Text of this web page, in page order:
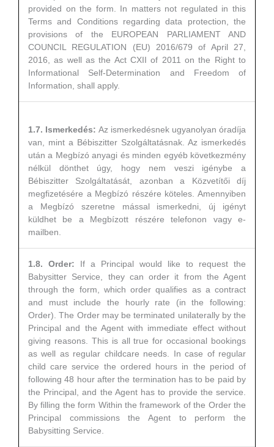
provided on the form. In matters not regulated in this
Terms and Conditions regarding data protection, the
provisions of the EUROPEAN PARLIAMENT AND
COUNCIL REGULATION (EU) 2016/679 of April 27,
2016, as well as the Act CXII of 2011 on the Right to
Informational Self-Determination and Freedom of
Information, shall apply.
1.7. Ismerkedés: Az ismerkedésnek ugyanolyan óradíja
van, mint a Bébiszitter Szolgáltatásnak. Az ismerkedés
után a Megbízó anyagi és minden egyéb következmény
nélkül dönthet úgy, hogy nem veszi igénybe a
Bébiszitter Szolgáltatását, azonban a Közvetítői díj
megfizetésére a Megbízó részére köteles. Amennyiben
a Megbízó szeretne mással ismerkedni, új igényt
küldhet be a Megbízott részére telefonon vagy e-
mailben.
1.8. Order:
If a Principal would like to request the
Babysitter Service, they can order it from the Agent
through the form, which order qualifies as a contract
and must include the hourly rate (in the following:
Order). The Order may be terminated unilaterally by the
Principal and the Agent with immediate effect without
giving reasons. This is all true for occasional bookings
as well as regular childcare needs. In case of regular
child care service the ordered hours in the period of
following 48 hour after the termination has to be paid by
the Principal, and the Agent has to provide the service.
By filling the form Within the framework of the Order the
Principal commissions the Agent to perform the
Babysitting Service.